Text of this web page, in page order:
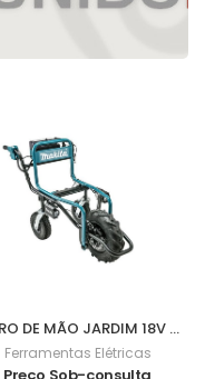
CARRO DE MÃO JARDIM 18V DCU180Z
Ferramentas Elétricas